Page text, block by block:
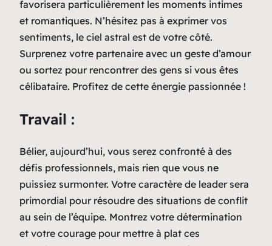
favorisera particulièrement les moments intimes
et romantiques. N’hésitez pas à exprimer vos
sentiments, le ciel astral est de votre côté.
Surprenez votre partenaire avec un geste d’amour
ou sortez pour rencontrer des gens si vous êtes
célibataire. Profitez de cette énergie passionnée !
Travail :
Bélier, aujourd’hui, vous serez confronté à des
défis professionnels, mais rien que vous ne
puissiez surmonter. Votre caractère de leader sera
primordial pour résoudre des situations de conflit
au sein de l’équipe. Montrez votre détermination
et votre courage pour mettre à plat ces